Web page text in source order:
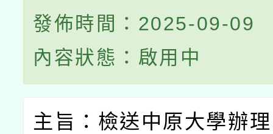
發佈時間：2025-09-09
內容狀態：啟用中
主旨：檢送中原大學辦